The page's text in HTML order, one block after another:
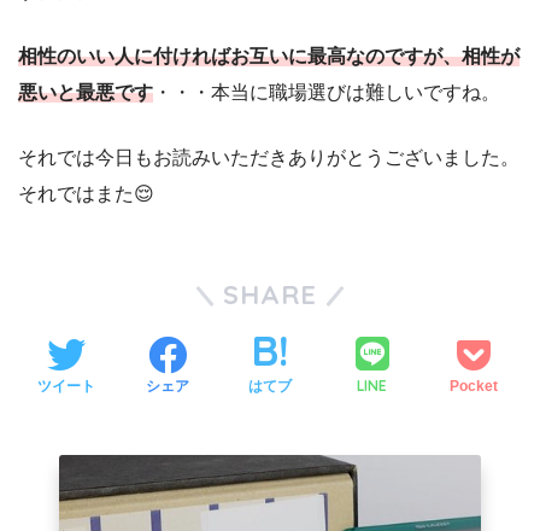
相性のいい人に付ければお互いに最高なのですが、相性が
悪いと最悪です ・・・本当に職場選びは難しいですね。
それでは今日もお読みいただきありがとうございました。
それではまた😌
SHARE
ツイート シェア はてブ LINE Pocket